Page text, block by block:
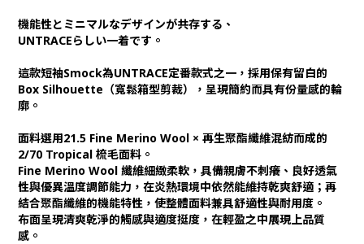
機能性とミニマルなデザインが共存する、
UNTRACEらしい一着です。
這款短袖Smock為UNTRACE定番款式之一，採用保有留白的
Box Silhouette（寬鬆箱型剪裁），呈現簡約而具有份量感的輪
廓。
面料選用21.5 Fine Merino Wool × 再生聚酯纖維混紡而成的
2/70 Tropical 梳毛面料。
Fine Merino Wool 纖維細緻柔軟，具備親膚不刺癢、良好透氣
性與優異溫度調節能力，在炎熱環境中依然能維持乾爽舒適；再
結合聚酯纖維的機能特性，使整體面料兼具舒適性與耐用度。
布面呈現清爽乾淨的觸感與適度挺度，在輕盈之中展現上品質
感。